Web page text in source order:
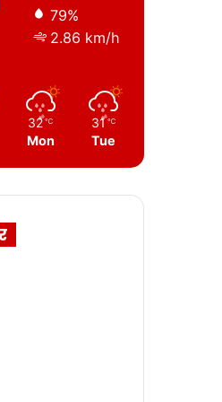
79%
2.86 km/h
32 ℃
Mon
31 ℃
Tue